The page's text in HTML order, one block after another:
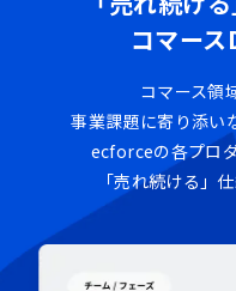
コマース
コマース領
事業課題に寄り添い
ecforceの各プロ
「売れ続ける」